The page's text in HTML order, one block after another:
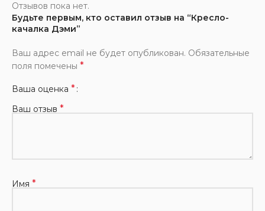
Отзывов пока нет.
Будьте первым, кто оставил отзыв на “Кресло-
качалка Дэми”
Ваш адрес email не будет опубликован. Обязательные
поля помечены *
Ваша оценка *
Ваш отзыв *
Имя *